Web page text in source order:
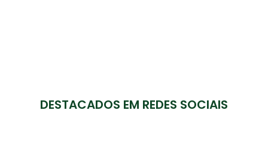
DESTACADOS EM REDES SOCIAIS